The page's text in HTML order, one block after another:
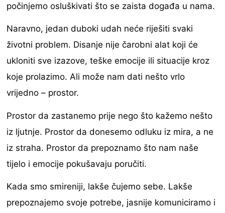
počinjemo osluškivati što se zaista događa u nama.
Naravno, jedan duboki udah neće riješiti svaki
životni problem. Disanje nije čarobni alat koji će
ukloniti sve izazove, teške emocije ili situacije kroz
koje prolazimo. Ali može nam dati nešto vrlo
vrijedno – prostor.
Prostor da zastanemo prije nego što kažemo nešto
iz ljutnje. Prostor da donesemo odluku iz mira, a ne
iz straha. Prostor da prepoznamo što nam naše
tijelo i emocije pokušavaju poručiti.
Kada smo smireniji, lakše čujemo sebe. Lakše
prepoznajemo svoje potrebe, jasnije komuniciramo i